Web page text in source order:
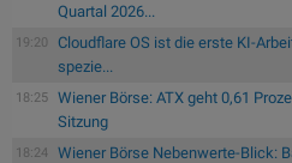
Quartal 2026...
19:20
Cloudflare OS ist die erste KI-
spezie...
18:25
Wiener Börse: ATX geht 0,61
Sitzung
18:24
Wiener Börse Nebenwerte-Blick: